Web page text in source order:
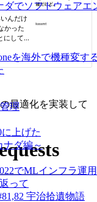
でソフトウェア
を海外で機種変す
理
に上げた
ナダ編～
でMLインフラ運
って
宇治拾遺物語
最適化を実装して